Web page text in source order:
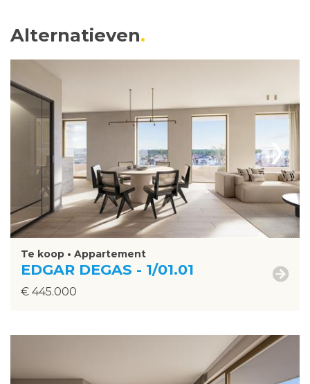
Alternatieven
›
Te koop • Appartement
EDGAR DEGAS - 1/01.01
€ 445.000